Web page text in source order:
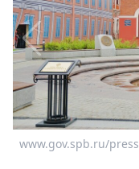
Стримы
Звезды
Выборы
2026
Скачай
Metro
www.gov.spb.ru/